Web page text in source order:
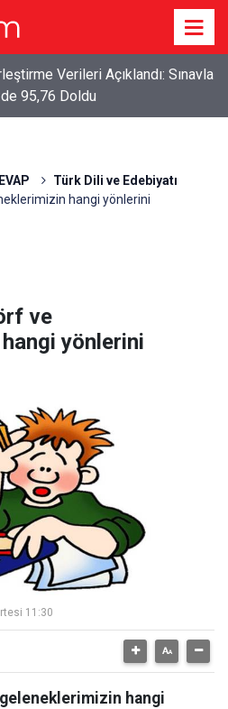
Verileri Açıklandı: Sınavla
95,76 Doldu
Türk Dili ve Edebiyatı
hangi yönlerini
ve
yönlerini
11:30
hangi